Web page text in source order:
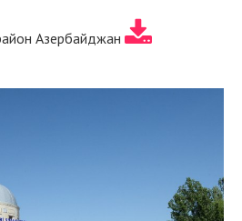
Азербайджан